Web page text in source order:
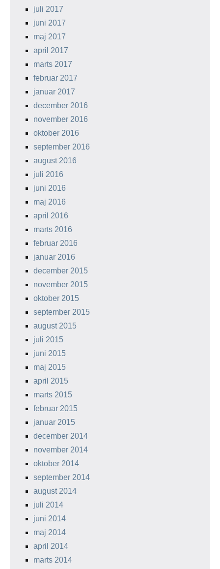
juli 2017
juni 2017
maj 2017
april 2017
marts 2017
februar 2017
januar 2017
december 2016
november 2016
oktober 2016
september 2016
august 2016
juli 2016
juni 2016
maj 2016
april 2016
marts 2016
februar 2016
januar 2016
december 2015
november 2015
oktober 2015
september 2015
august 2015
juli 2015
juni 2015
maj 2015
april 2015
marts 2015
februar 2015
januar 2015
december 2014
november 2014
oktober 2014
september 2014
august 2014
juli 2014
juni 2014
maj 2014
april 2014
marts 2014